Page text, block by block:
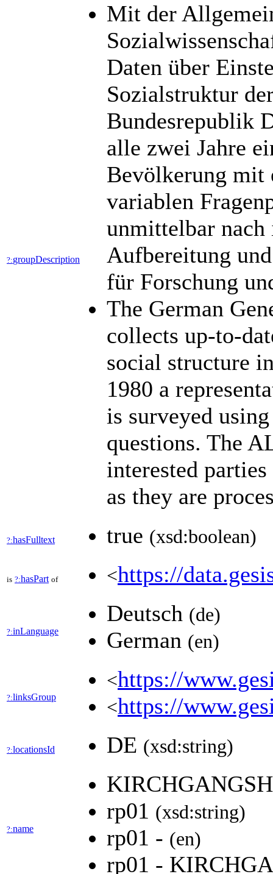
?:groupDescription
Mit der
Daten über
Sozialstruktur
Bundesrepublik
alle zwei Jahre
Bevölkerung mit
variablen
unmittelbar nach
Aufbereitung
für Forschung
The German
collects up-to-
social structure
1980 a
is surveyed
questions. The
interested
as they are
?:hasFulltext true (xsd:boolean)
is ?:hasPart of <https://
?:inLanguage
Deutsch (de)
German (en)
?:linksGroup
<https://
<https://
?:locationsId DE (xsd:string)
?:name
rp01 (xsd:string)
rp01 - (en)
rp01 -